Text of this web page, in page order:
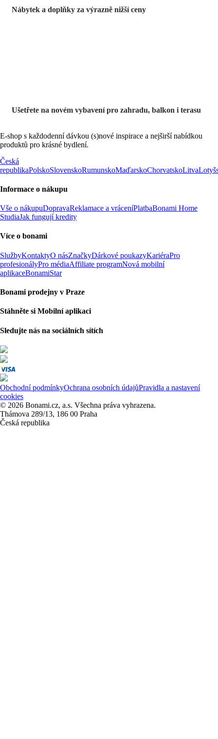
Nábytek a doplňky za výrazně nižší ceny
Ušetřete na novém vybavení pro zahradu, balkon i terasu
E-shop s každodenní dávkou (s)nové inspirace a nejširší nabídkou
produktů pro krásné bydlení.
Česká
republikaPolskoSlovenskoRumunskoMaďarskoChorvatskoLitva
Informace o nákupu
Vše o nákupuDopravaReklamace a vráceníPlatbaBonami Home
StudiaJak fungují kredity
Více o bonami
SlužbyKontaktyO násZnačkyDárkové poukazyKariéraPro
profesionályPro médiaAffiliate programNová mobilní
aplikaceBonamiStar
Bonami prodejny v Praze
Stáhněte si Mobilní aplikaci
Sledujte nás na sociálních sítích
Obchodní podmínkyOchrana osobních údajůPravidla a nastavení
cookies
© 2026 Bonami.cz, a.s. Všechna práva vyhrazena.
Thámova 289/13, 186 00 Praha
Česká republika